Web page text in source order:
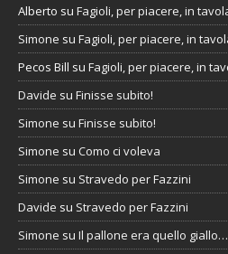
Alberto su Fagioli, per piacere, in
Simone su Fagioli, per piacere, in
Pecos Bill su Fagioli, per piacere, in
Davide su Finisse subito!
Simone su Finisse subito!
Simone su Como ci voleva
Simone su Stravedo per Fazzini
Davide su Stravedo per Fazzini
Simone su Il pallone era quello giallo…